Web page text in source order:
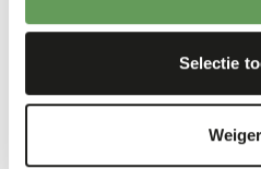
Selectie
feed enrichment and
Terug naar database
Our assortment